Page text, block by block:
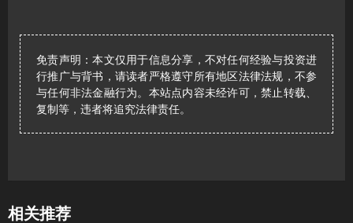
免责声明：本文仅用于信息分享，不对任何经验与投资进
行推广与背书，请读者严格遵守所有地区法律法规，不参
与任何非法金融行为。本站点内容未经许可，禁止转载、
复制等，违者将追究法律责任。
相关推荐